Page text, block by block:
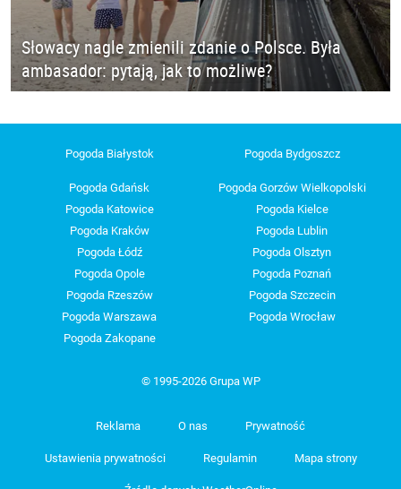
Słowacy nagle zmienili zdanie o Polsce. Była
ambasador: pytają, jak to możliwe?
Pogoda Białystok Pogoda Bydgoszcz
Pogoda Gdańsk
Pogoda Gorzów Wielkopolski
Pogoda Katowice
Pogoda Kielce
Pogoda Kraków
Pogoda Lublin
Pogoda Łódź
Pogoda Olsztyn
Pogoda Opole
Pogoda Poznań
Pogoda Rzeszów
Pogoda Szczecin
Pogoda Warszawa
Pogoda Wrocław
Pogoda Zakopane
© 1995-2026 Grupa WP
Reklama O nas Prywatność
Ustawienia prywatności Regulamin Mapa strony